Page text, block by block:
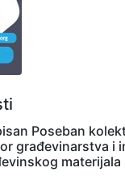
Poseban
građevinarstva i
materijala